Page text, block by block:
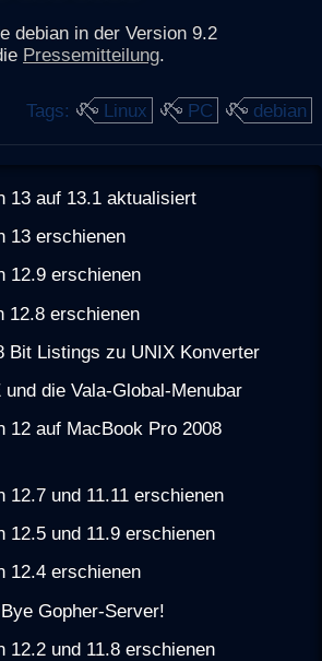
debian in der Version 9.2
Pressemitteilung.
Tags: Linux PC debian
13 auf 13.1 aktualisiert
13 erschienen
12.9 erschienen
12.8 erschienen
Bit Listings zu UNIX Konverter
und die Vala-Global-Menubar
12 auf MacBook Pro 2008
12.7 und 11.11 erschienen
12.5 und 11.9 erschienen
12.4 erschienen
Gopher-Server!
12.2 und 11.8 erschienen